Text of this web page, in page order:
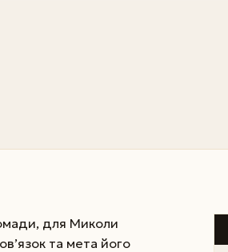
для Миколи
та мета його